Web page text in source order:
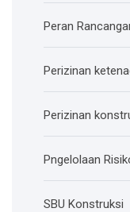
Peran
Perizinan
Perizinan
Pngelolaan
SBU Konstruksi